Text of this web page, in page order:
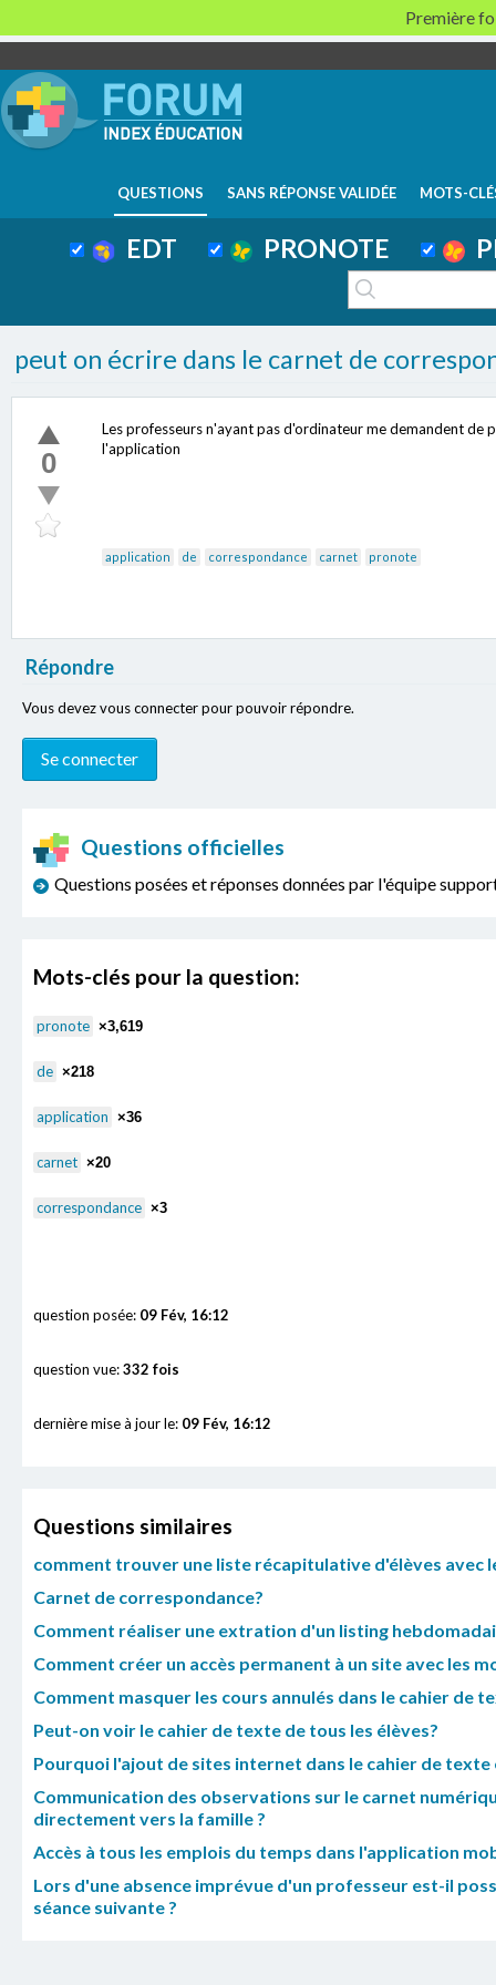
QUESTIONS SANS RÉPONSE VALIDÉE MOTS-
EDT PRONOTE
peut on écrire dans le carnet de
0
Les professeurs n'ayant pas d'ordinateur me demandent de
l'application
application de correspondance carnet pronote
Répondre
Vous devez vous connecter pour pouvoir répondre.
Questions officielles
Questions posées et réponses données par l'équipe
Mots-clés pour la question:
pronote ×3,619
de ×218
application ×36
carnet ×20
correspondance ×3
question posée: 09 Fév, 16:12
question vue:332 fois
dernière mise à jour le: 09 Fév, 16:12
Questions similaires
comment trouver une liste récapitulative d'élèves avec
Carnet de correspondance?
Comment réaliser une extration d'un listing
Comment créer un accès permanent à un site avec les
Comment masquer les cours annulés dans le cahier de
Peut-on voir le cahier de texte de tous les élèves?
Pourquoi l'ajout de sites internet dans le cahier de texte
Communication des observations sur le carnet
directement vers la famille ?
Accès à tous les emplois du temps dans l'application
Lors d'une absence imprévue d'un professeur est-il
séance suivante ?
Première